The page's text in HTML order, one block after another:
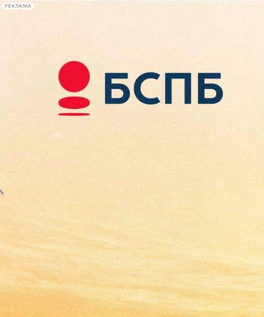
РЕКЛАМА
Сегодня:
2026.08.07
12:45
Афиша Plus